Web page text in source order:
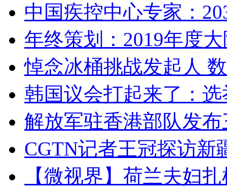
中国疾控中心专家：
年终策划：2019年度
悼念冰桶挑战发起人
韩国议会打起来了：
解放军驻香港部队发
CGTN记者王冠探访新
【微视界】荷兰夫妇